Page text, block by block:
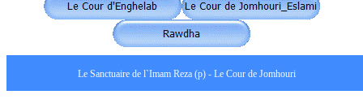
Le Sanctuaire de l`Imam Reza (p) - Le Cour de Jomhouri